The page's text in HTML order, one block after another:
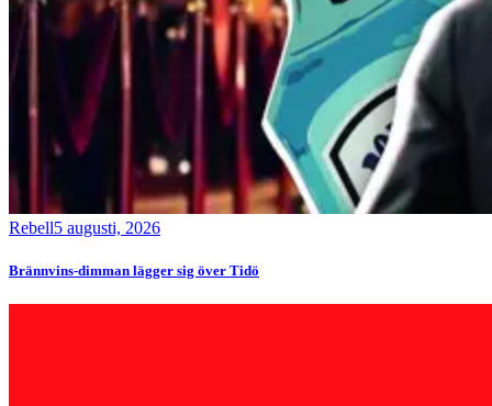
Rebell5 augusti, 2026
Brännvins-dimman lägger sig över Tidö